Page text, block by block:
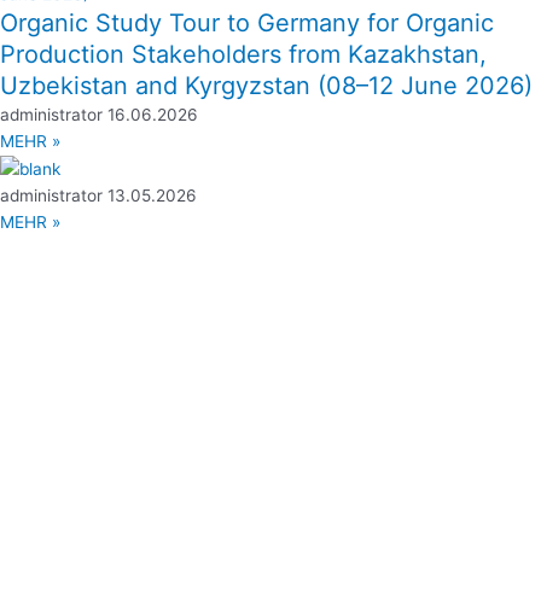
Organic Study Tour to Germany for Organic
Production Stakeholders from Kazakhstan,
Uzbekistan and Kyrgyzstan (08–12 June 2026)
administrator 16.06.2026
MEHR »
administrator 13.05.2026
MEHR »